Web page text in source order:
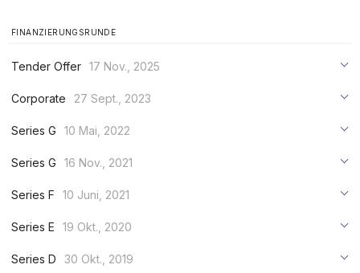
FINANZIERUNGSRUNDE
Tender Offer 17 Nov., 2025
***
Corporate
27 Sept., 2023
***
Series G
10 Mai, 2022
***
Series G
16 Nov., 2021
***
Series F
10 Juni, 2021
***
Series E
19 Okt., 2020
***
Series D
30 Okt., 2019